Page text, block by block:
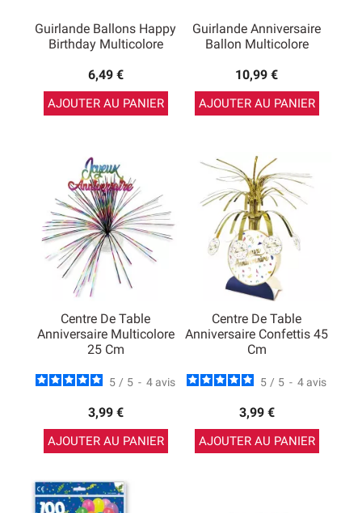
Guirlande Ballons Happy
Birthday Multicolore
6,49 €
AJOUTER AU PANIER
Guirlande Anniversaire
Ballon Multicolore
10,99 €
AJOUTER AU PANIER
Centre De Table
Anniversaire Multicolore
25 Cm
5 / 5 - 4 avis
3,99 €
AJOUTER AU PANIER
Centre De Table
Anniversaire Confettis 45
Cm
5 / 5 - 4 avis
3,99 €
AJOUTER AU PANIER